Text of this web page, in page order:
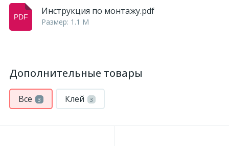
Инструкция по монтажу.pdf
Размер: 1.1 M
Дополнительные товары
Все 3 Клей 3